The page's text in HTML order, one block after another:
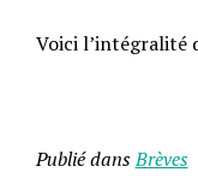
Voici l’intégralité
Publié dansBrèves